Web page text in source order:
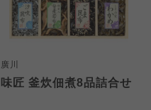
廣川
味匠 釜炊佃煮8品詰合せ